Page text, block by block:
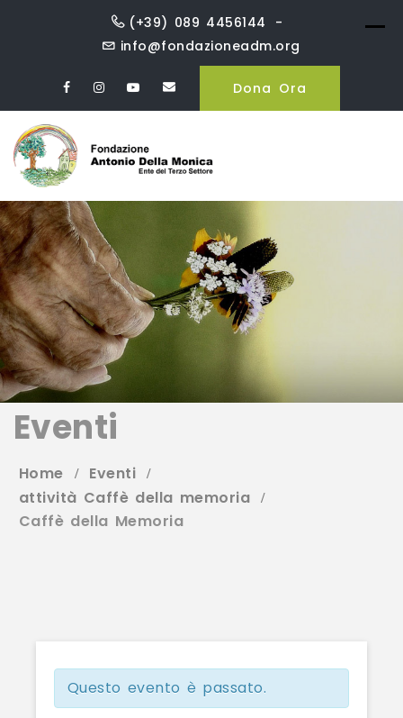
(+39) 089 4456144
info@fondazioneadm.org
Dona Ora
Eventi
Home
Eventi
attività Caffè della memoria
Caffè della Memoria
Questo evento è passato.